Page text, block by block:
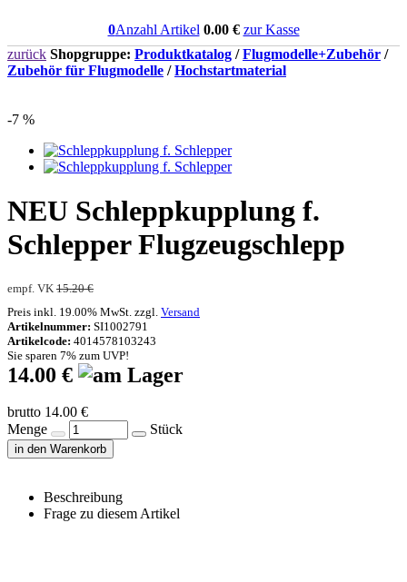
0Anzahl Artikel 0.00€ zur Kasse
zurück Shopgruppe: Produktkatalog /Flugmodelle+Zubehör /
Zubehör für Flugmodelle /Hochstartmaterial
-7 %
NEU Schleppkupplung f.
Schlepper Flugzeugschlepp
empf. VK 15.20 €
Preis inkl. 19.00% MwSt. zzgl. Versand
Artikelnummer: SI1002791
Artikelcode: 4014578103243
Sie sparen 7% zum UVP!
14.00 €
brutto 14.00 €
Menge
Stück
in den Warenkorb
Beschreibung
Frage zu diesem Artikel